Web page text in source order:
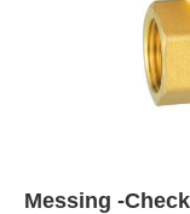
Messing -